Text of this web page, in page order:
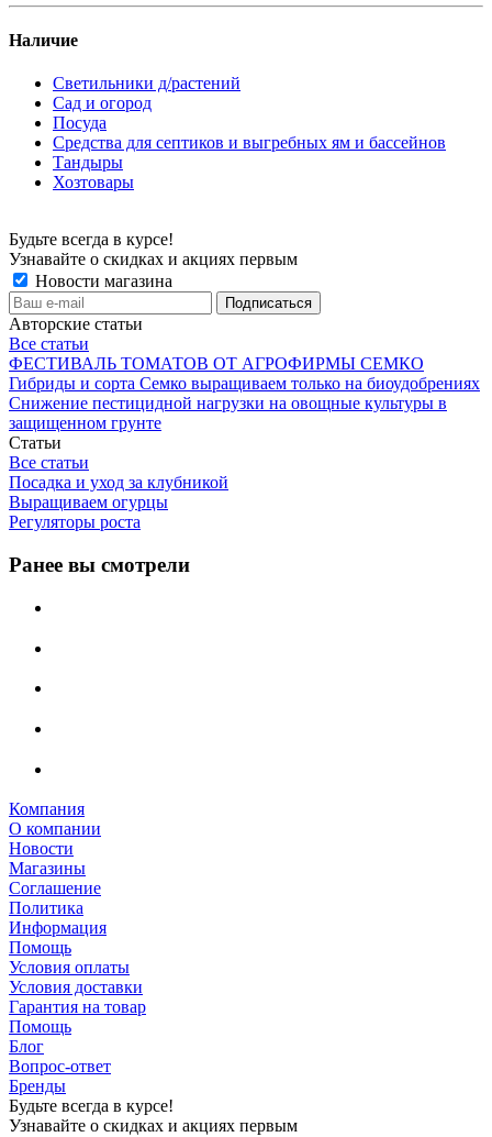
Наличие
Светильники д/растений
Сад и огород
Посуда
Средства для септиков и выгребных ям и бассейнов
Тандыры
Хозтовары
Будьте всегда в курсе!
Узнавайте о скидках и акциях первым
Новости магазина
Авторские статьи
Все статьи
ФЕСТИВАЛЬ ТОМАТОВ ОТ АГРОФИРМЫ СЕМКО
Гибриды и сорта Семко выращиваем только на биоудобрениях
Снижение пестицидной нагрузки на овощные культуры в
защищенном грунте
Статьи
Все статьи
Посадка и уход за клубникой
Выращиваем огурцы
Регуляторы роста
Ранее вы смотрели
Компания
О компании
Новости
Магазины
Соглашение
Политика
Информация
Помощь
Условия оплаты
Условия доставки
Гарантия на товар
Помощь
Блог
Вопрос-ответ
Бренды
Будьте всегда в курсе!
Узнавайте о скидках и акциях первым